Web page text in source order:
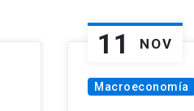
11 NOV
Macroeconomía